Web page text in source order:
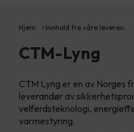
Hjem Innhold fra våre leveran…
CTM-Lyng
CTM Lyng er en av Norges
leverandør av
velferdsteknologi,
varmestyring.